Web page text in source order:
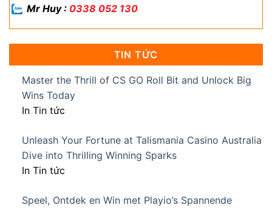
Mr Huy : 0338 052 130
TIN TỨC
Master the Thrill of CS GO Roll Bit and Unlock Big
Wins Today
In Tin tức
Unleash Your Fortune at Talismania Casino Australia
Dive into Thrilling Winning Sparks
In Tin tức
Speel, Ontdek en Win met Playio’s Spannende